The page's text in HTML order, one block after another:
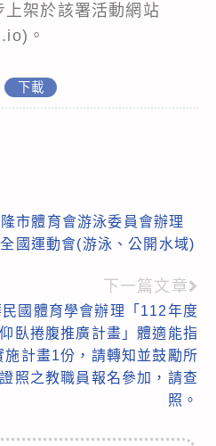
架於該署活動網站
。
下載
市體育會游泳委員會辦理
國運動會(游泳、公開水域)
下一篇文章
國體育學會辦理「112年度
臥捲腹推廣計畫」體適能指
計畫1份，請轉知並鼓勵所
照之教職員報名參加，請查
照。